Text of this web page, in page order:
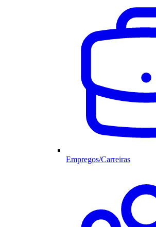
Empregos/Carreiras